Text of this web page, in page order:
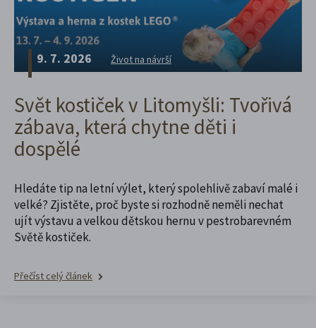
9. 7. 2026 Život na návrší
Svět kostiček v Litomyšli: Tvořivá
zábava, která chytne děti i
dospělé
Hledáte tip na letní výlet, který spolehlivě zabaví malé i
velké? Zjistěte, proč byste si rozhodně neměli nechat
ujít výstavu a velkou dětskou hernu v pestrobarevném
Světě kostiček.
Přečíst celý článek